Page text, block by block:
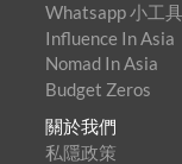
Whatsapp 小工具
Influence In Asia
Nomad In Asia
Budget Zeros
關於我們
私隱政策